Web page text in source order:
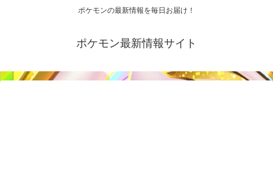
ポケモンの最新情報を毎日お届け！
ポケモン最新情報サイト